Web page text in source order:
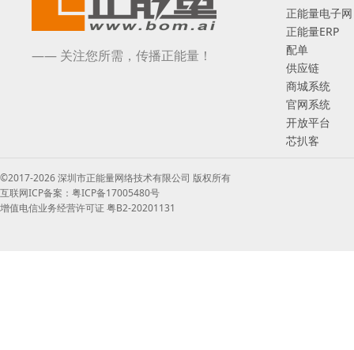
—— 关注您所需，传播正能量！
正能量电子网
正能量ERP
配单
供应链
商城系统
官网系统
开放平台
芯扒客
©2017-2026 深圳市正能量网络技术有限公司 版权所有
互联网ICP备案：粤ICP备17005480号
增值电信业务经营许可证 粤B2-20201131